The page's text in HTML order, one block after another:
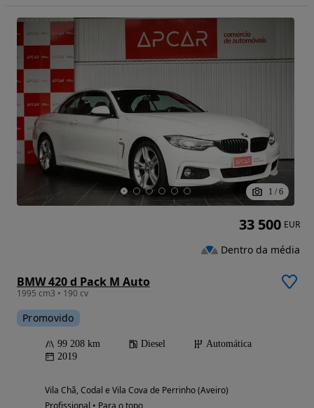
1 / 6
BMW 420 d Pack M Auto
1995 cm3 • 190 cv
Promovido
99 208 km Diesel
Automática
2019
Vila Chã, Codal e Vila Cova de Perrinho (Aveiro)
Profissional • Para o topo
33 500 EUR
Dentro da média